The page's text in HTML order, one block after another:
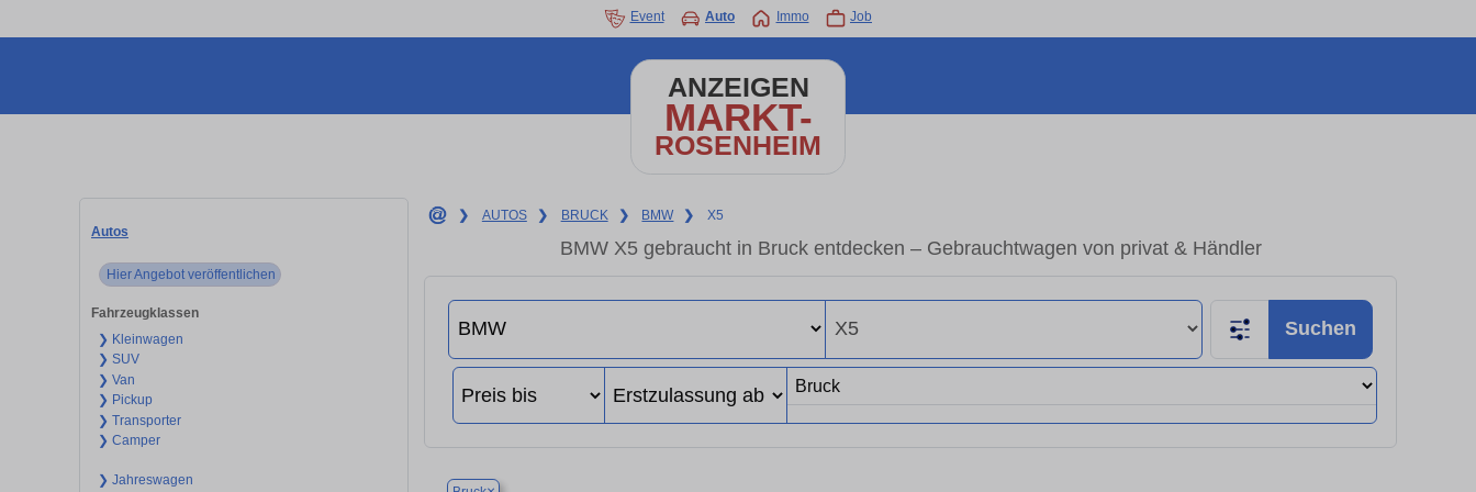
Event Auto Immo Job
ANZEIGEN
MARKT-
ROSENHEIM
Autos
Hier Angebot veröffentlichen
Fahrzeugklassen
❯ Kleinwagen
❯ SUV
❯ Van
❯ Pickup
❯ Transporter
❯ Camper
❯ Jahreswagen
❯ AUTOS ❯ BRUCK ❯ BMW ❯ X5
BMW X5 gebraucht in Bruck entdecken – Gebrauchtwagen von privat & Händler
Suchen